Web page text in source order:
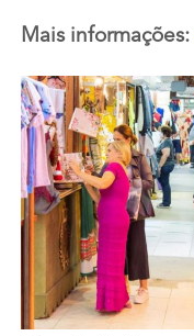
Mais informações: